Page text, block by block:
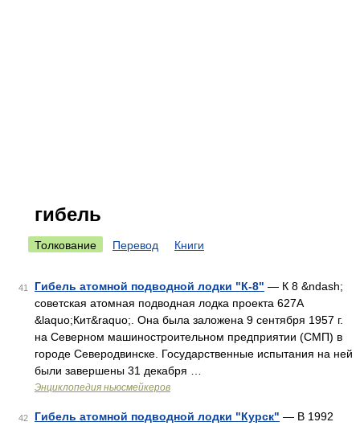
гибель
Толкование Перевод Книги
41 Гибель атомной подводной лодки "К-8" — К 8 &ndash;
советская атомная подводная лодка проекта 627А
&laquo;Кит&raquo;. Она была заложена 9 сентября 1957 г.
на Северном машиностроительном предприятии (СМП) в
городе Северодвинске. Государственные испытания на ней
были завершены 31 декабря …
Энциклопедия ньюсмейкеров
42 Гибель атомной подводной лодки "Курск" — В 1992